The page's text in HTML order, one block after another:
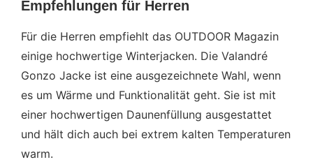
Empfehlungen für Herren
Für die Herren empfiehlt das OUTDOOR Magazin
einige hochwertige Winterjacken. Die Valandré
Gonzo Jacke ist eine ausgezeichnete Wahl, wenn
es um Wärme und Funktionalität geht. Sie ist mit
einer hochwertigen Daunenfüllung ausgestattet
und hält dich auch bei extrem kalten Temperaturen
warm.